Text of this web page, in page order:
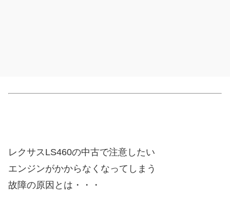
レクサスLS460の中古で注意したい
エンジンがかからなくなってしまう
故障の原因とは・・・